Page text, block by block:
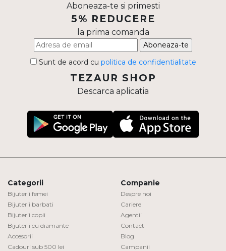
Aboneaza-te si primesti
5% REDUCERE
la prima comanda
Aboneaza-te
Sunt de acord cu politica de confidentialitate
TEZAUR SHOP
Descarca aplicatia
Categorii
Bijuterii femei
Bijuterii barbati
Bijuterii copii
Bijuterii cu diamante
Accesorii
Cadouri sub 500 lei
Companie
Despre noi
Cariere
Agentii
Contact
Blog
Campanii